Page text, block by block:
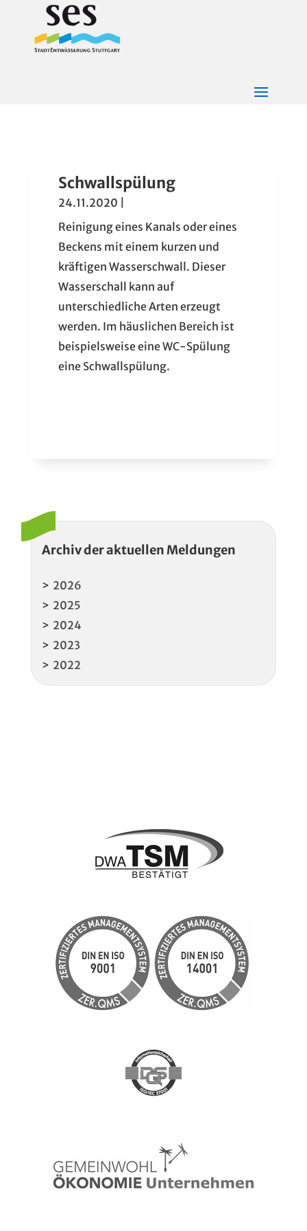
Schwallspülung
24.11.2020
Reinigung eines Kanals oder eines
Beckens mit einem kurzen und
kräftigen Wasserschwall. Dieser
Wasserschall kann auf
unterschiedliche Arten erzeugt
werden. Im häuslichen Bereich ist
beispielsweise eine WC-Spülung
eine Schwallspülung.
Archiv der aktuellen Meldungen
2026
2025
2024
2023
2022